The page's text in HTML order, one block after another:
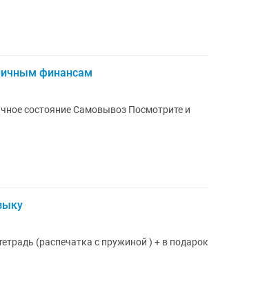
финансам
(распечатка с пружиной ) + в подарок